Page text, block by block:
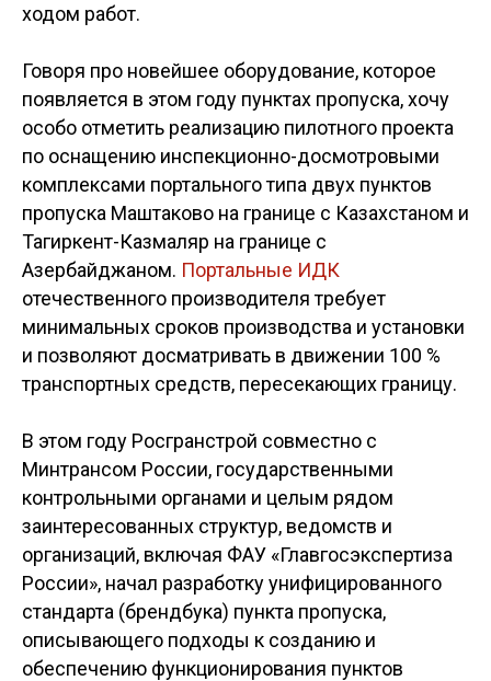
ходом работ.
Говоря про новейшее оборудование, которое
появляется в этом году пунктах пропуска, хочу
особо отметить реализацию пилотного проекта
по оснащению инспекционно-досмотровыми
комплексами портального типа двух пунктов
пропуска Маштаково на границе с Казахстаном и
Тагиркент-Казмаляр на границе с
Азербайджаном. Портальные ИДК
отечественного производителя требует
минимальных сроков производства и установки
и позволяют досматривать в движении 100 %
транспортных средств, пересекающих границу.
В этом году Росгранстрой совместно с
Минтрансом России, государственными
контрольными органами и целым рядом
заинтересованных структур, ведомств и
организаций, включая ФАУ «Главгосэкспертиза
России», начал разработку унифицированного
стандарта (брендбука) пункта пропуска,
описывающего подходы к созданию и
обеспечению функционирования пунктов